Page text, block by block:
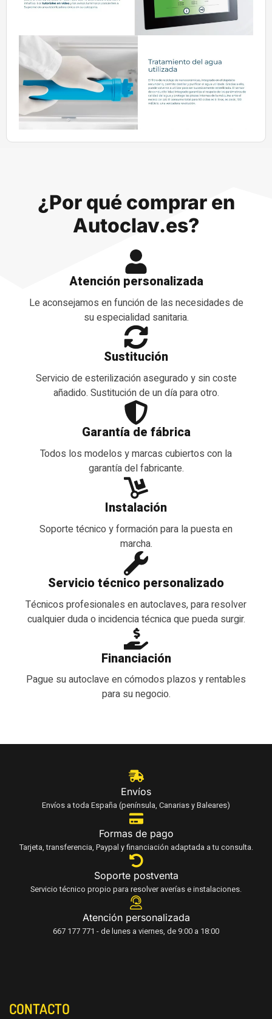
¿Por qué comprar en
Autoclav.es?
Atención personalizada
Le aconsejamos en función de las necesidades de
su especialidad sanitaria.
Sustitución
Servicio de esterilización asegurado y sin coste
añadido. Sustitución de un día para otro.
Garantía de fábrica
Todos los modelos y marcas cubiertos con la
garantía del fabricante.
Instalación
Soporte técnico y formación para la puesta en
marcha.
Servicio técnico personalizado
Técnicos profesionales en autoclaves, para resolver
cualquier duda o incidencia técnica que pueda surgir.
Financiación
Pague su autoclave en cómodos plazos y rentables
para su negocio.
Envíos
Envíos a toda España (península, Canarias y Baleares)
Formas de pago
Tarjeta, transferencia, Paypal y financiación adaptada a tu consulta.
Soporte postventa
Servicio técnico propio para resolver averías e instalaciones.
Atención personalizada
667 177 771 - de lunes a viernes, de 9:00 a 18:00
CONTACTO